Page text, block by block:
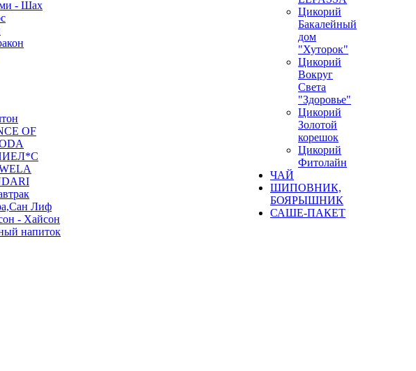
- Шах
OF
Лиф
- Хайсон
напиток
Цикорий
Бакалейный
дом
"Хуторок"
Цикорий
Вокруг
Света
"Здоровье"
Цикорий
Золотой
корешок
Цикорий
Фитолайн
ЧАЙ
ШИПОВНИК,
БОЯРЫШНИК
САШЕ-ПАКЕТ